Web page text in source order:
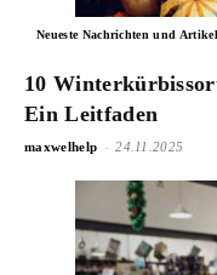
Neueste Nachrichten und Artikel
10
Ein Leitfaden
maxwelhelp - 24.11.2025